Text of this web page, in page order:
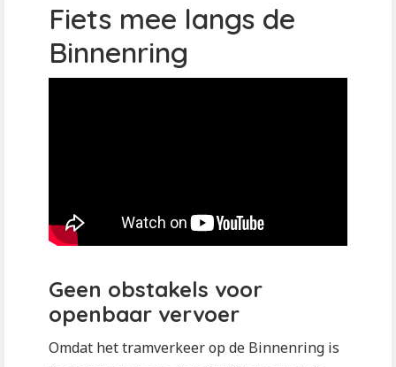
Fiets mee langs de
Binnenring
Geen obstakels voor
openbaar vervoer
Omdat het tramverkeer op de Binnenring is